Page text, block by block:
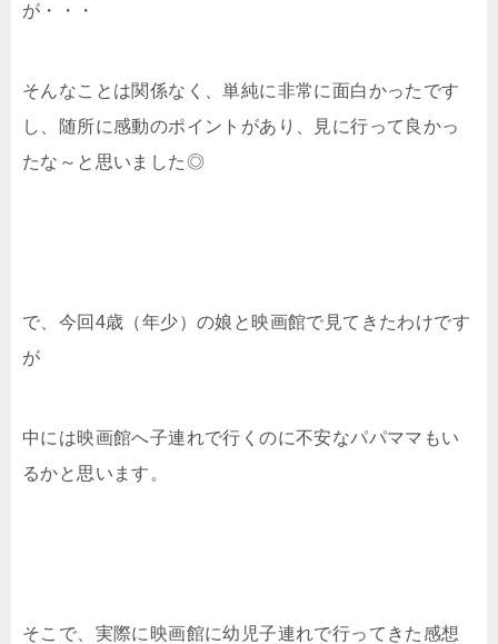
が・・・
そんなことは関係なく、単純に非常に面白かったです
し、随所に感動のポイントがあり、見に行って良かっ
たな～と思いました◎
で、今回4歳（年少）の娘と映画館で見てきたわけです
が
中には映画館へ子連れで行くのに不安なパパママもい
るかと思います。
そこで、実際に映画館に幼児子連れで行ってきた感想